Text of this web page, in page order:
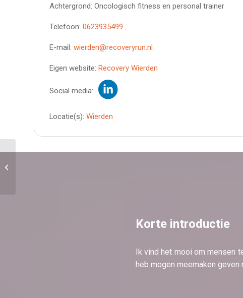
Achtergrond: Oncologisch fitness en personal trainer
Telefoon: 0623935499
E-mail: wierden@recoveryrun.nl
Eigen website: Recovery Wierden
Social media:
Locatie(s): Wierden
Korte introductie
Ik vind het mooi om mensen
heb mogen meemaken